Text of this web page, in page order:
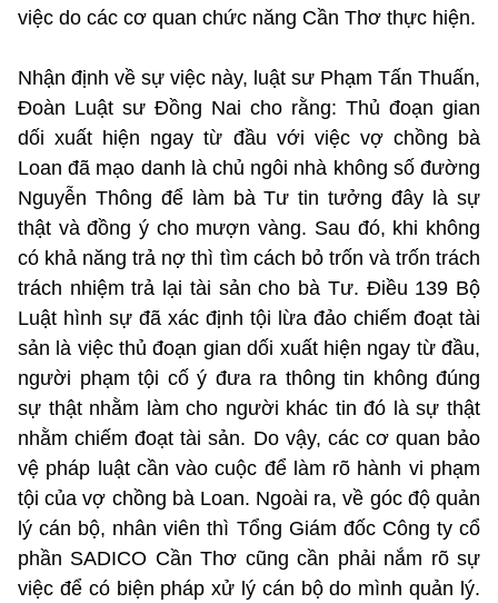
việc do các cơ quan chức năng Cần Thơ thực hiện.
Nhận định về sự việc này, luật sư Phạm Tấn Thuấn,
Đoàn Luật sư Đồng Nai cho rằng: Thủ đoạn gian
dối xuất hiện ngay từ đầu với việc vợ chồng bà
Loan đã mạo danh là chủ ngôi nhà không số đường
Nguyễn Thông để làm bà Tư tin tưởng đây là sự
thật và đồng ý cho mượn vàng. Sau đó, khi không
có khả năng trả nợ thì tìm cách bỏ trốn và trốn trách
trách nhiệm trả lại tài sản cho bà Tư. Điều 139 Bộ
Luật hình sự đã xác định tội lừa đảo chiếm đoạt tài
sản là việc thủ đoạn gian dối xuất hiện ngay từ đầu,
người phạm tội cố ý đưa ra thông tin không đúng
sự thật nhằm làm cho người khác tin đó là sự thật
nhằm chiếm đoạt tài sản. Do vậy, các cơ quan bảo
vệ pháp luật cần vào cuộc để làm rõ hành vi phạm
tội của vợ chồng bà Loan. Ngoài ra, về góc độ quản
lý cán bộ, nhân viên thì Tổng Giám đốc Công ty cổ
phần SADICO Cần Thơ cũng cần phải nắm rõ sự
việc để có biện pháp xử lý cán bộ do mình quản lý.